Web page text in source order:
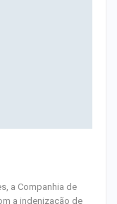
a Companhia de
a indenização de